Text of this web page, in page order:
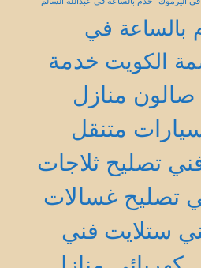
بالساعة في
الكويت خدمة
صالون منازل
متنقل
تصليح ثلاجات
تصليح غسالات
ستلايت فني